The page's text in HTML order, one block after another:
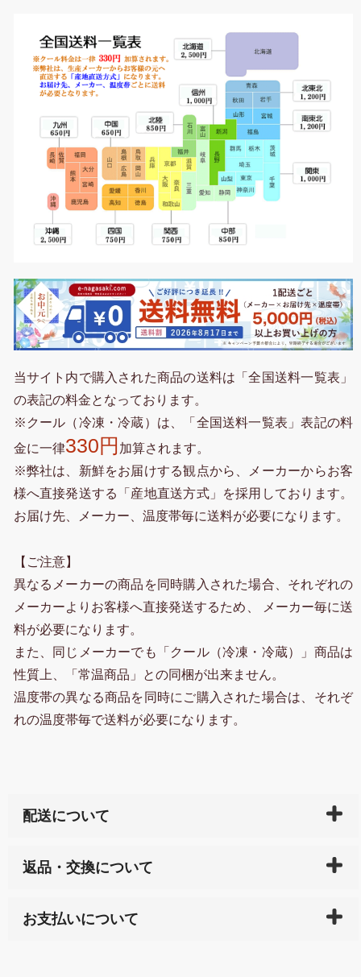
当サイト内で購入された商品の送料は「全国送料一覧表」
の表記の料金となっております。
※クール（冷凍・冷蔵）は、「全国送料一覧表」表記の料
金に一律330円 加算されます。
※弊社は、新鮮をお届けする観点から、メーカーからお客
様へ直接発送する「産地直送方式」を採用しております。
お届け先、メーカー、温度帯毎に送料が必要になります。
【ご注意】
異なるメーカーの商品を同時購入された場合、それぞれの
メーカーよりお客様へ直接発送するため、 メーカー毎に送
料が必要になります。
また、同じメーカーでも「クール（冷凍・冷蔵）」商品は
性質上、「常温商品」との同梱が出来ません。
温度帯の異なる商品を同時にご購入された場合は、それぞ
れの温度帯毎で送料が必要になります。
配送について
天ペイ」の方はご注文受付後）、 長崎県下全域に点在
サイト内で購入された商品の送料は、こちらの
全国送
返品・交換について
または配送途中の 事故などで不都合が生じている場合
お支払いについて